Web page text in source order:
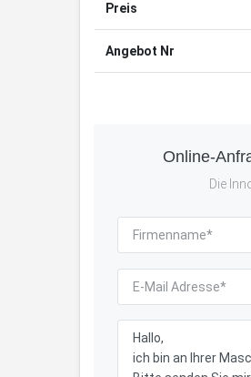
Preis
Angebot Nr
Online-
Die